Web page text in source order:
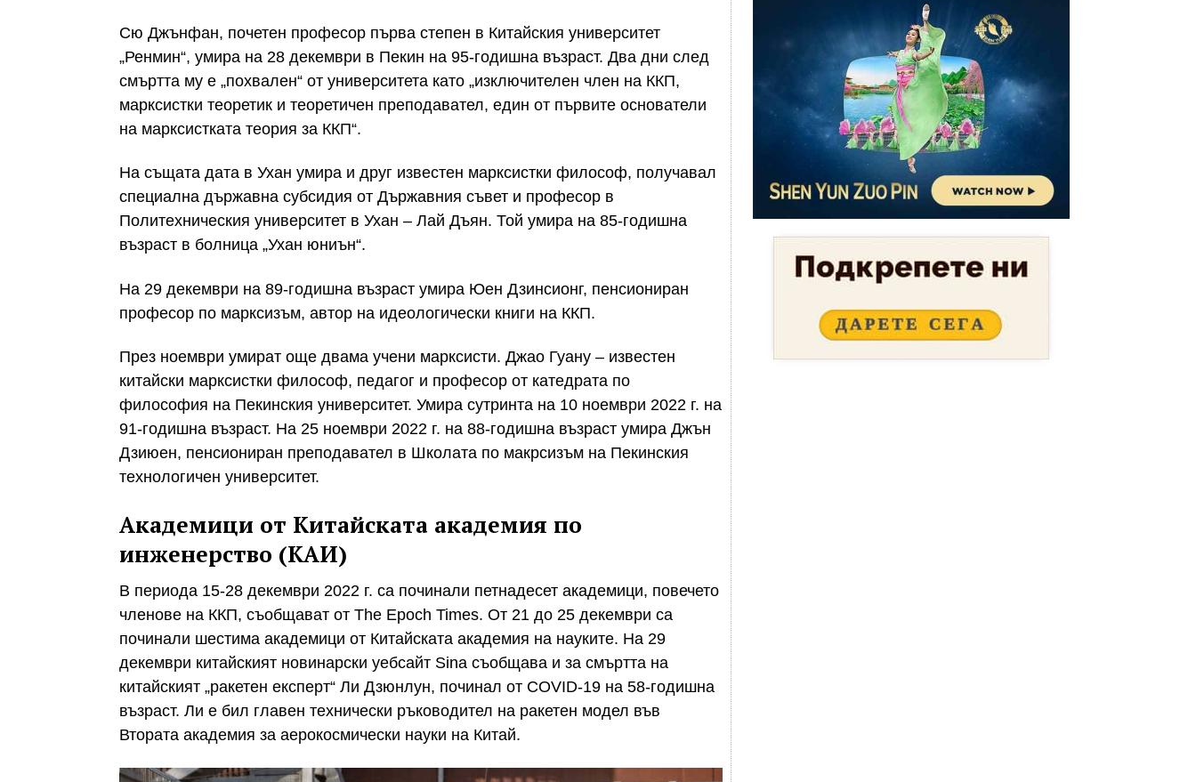
Сю Джънфан, почетен професор първа степен в Китайския университет
„Ренмин“, умира на 28 декември в Пекин на 95-годишна възраст. Два дни след
смъртта му е „похвален“ от университета като „изключителен член на ККП,
марксистки теоретик и теоретичен преподавател, един от първите основатели
на марксистката теория за ККП“.
На същата дата в Ухан умира и друг известен марксистки философ, получавал
специална държавна субсидия от Държавния съвет и професор в
Политехническия университет в Ухан – Лай Дъян. Той умира на 85-годишна
възраст в болница „Ухан юниън“.
На 29 декември на 89-годишна възраст умира Юен Дзинсионг, пенсиониран
професор по марксизъм, автор на идеологически книги на ККП.
През ноември умират още двама учени марксисти. Джао Гуану – известен
китайски марксистки философ, педагог и професор от катедрата по
философия на Пекинския университет. Умира сутринта на 10 ноември 2022 г. на
91-годишна възраст. На 25 ноември 2022 г. на 88-годишна възраст умира Джън
Дзиюен, пенсиониран преподавател в Школата по макрсизъм на Пекинския
технологичен университет.
Академици от Китайската академия по
инженерство (КАИ)
В периода 15-28 декември 2022 г. са починали петнадесет академици, повечето
членове на ККП, съобщават от The Epoch Times. От 21 до 25 декември са
починали шестима академици от Китайската академия на науките. На 29
декември китайският новинарски уебсайт Sina съобщава и за смъртта на
китайският „ракетен експерт“ Ли Дзюнлун, починал от COVID-19 на 58-годишна
възраст. Ли е бил главен технически ръководител на ракетен модел във
Втората академия за аерокосмически науки на Китай.